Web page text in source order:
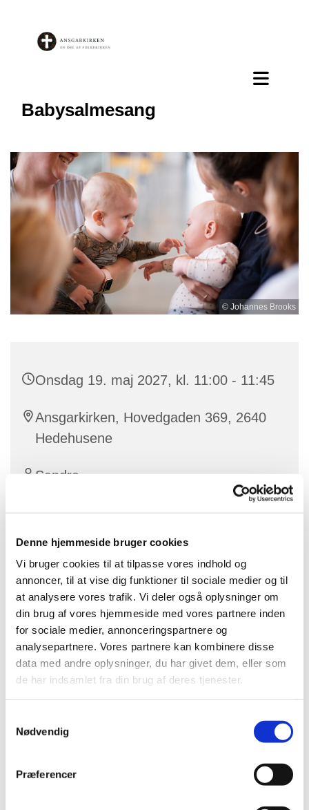
Denne hjemmeside bruger cookies
Vi bruger cookies til at tilpasse vores indhold og
annoncer, til at vise dig funktioner til sociale medier og til
at analysere vores trafik. Vi deler også oplysninger om
din brug af vores hjemmeside med vores partnere inden
for sociale medier, annonceringspartnere og
analysepartnere. Vores partnere kan kombinere disse
data med andre oplysninger, du har givet dem, eller som
de har indsamlet fra din brug af deres tjenester.
Nødvendig
Præferencer
Babysalmesang
© Johannes Brooks
Onsdag 19. maj 2027, kl. 11:00 - 11:45
Ansgarkirken, Hovedgaden 369, 2640
Hedehusene
Sandra
Vores dygtige korleder Sandra laver babysalmesang
for babyer mellem ca. 3 og 12 måneder.
Læs mere om Babysalmesang og tilmeld digHER.